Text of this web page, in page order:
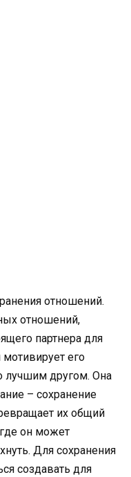
отношений.
отношений,
партнера для
его
лучшим другом. Она
– сохранение
их общий
он может
Для сохранения
создавать для